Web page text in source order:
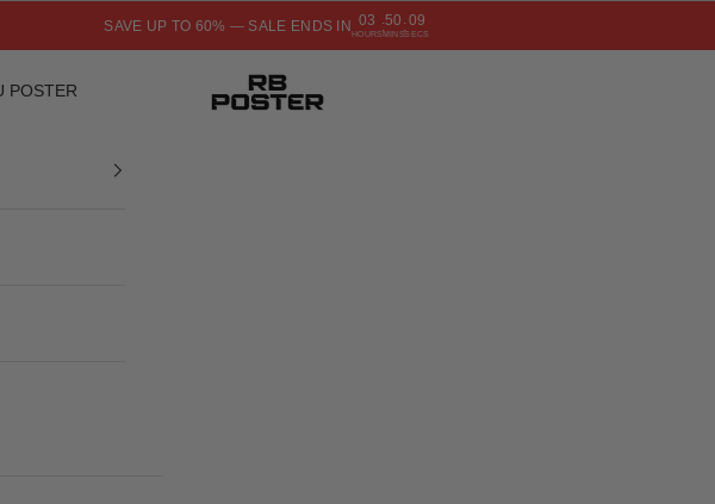
SAVE UP TO 60% — SALE ENDS IN 03
HOURS:50
MINS: 08
SECS
RB POSTER
POSTER